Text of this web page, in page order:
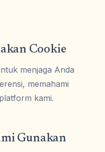
Cookie
menjaga Anda
memahami
kami.
Gunakan